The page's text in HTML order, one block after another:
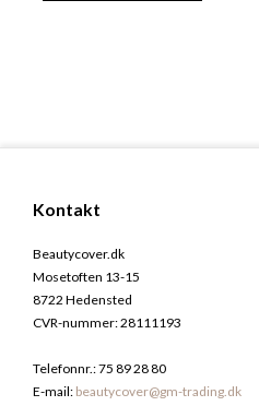
Kontakt
Beautycover.dk
Mosetoften 13-15
8722 Hedensted
CVR-nummer:28111193
Telefonnr.:75 89 28 80
E-mail: beautycover@gm-trading.dk